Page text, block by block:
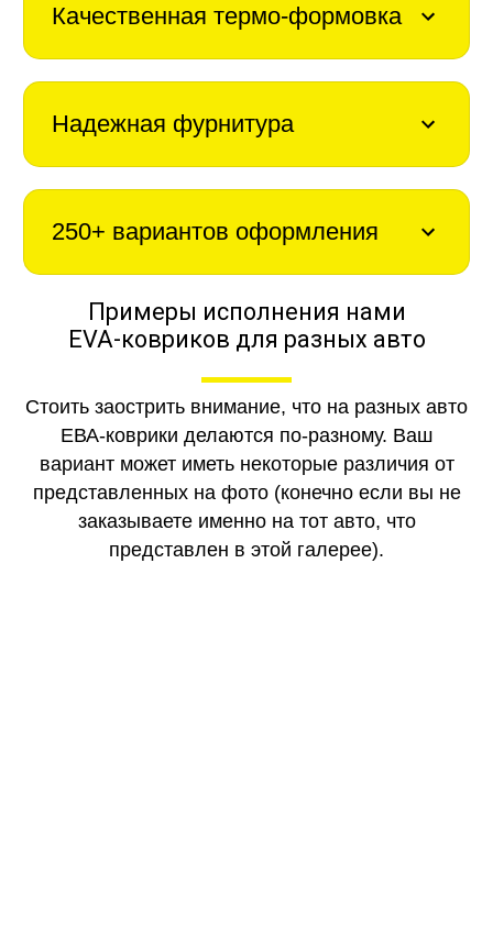
Качественная термо-формовка
Надежная фурнитура
250+ вариантов оформления
Примеры исполнения нами
EVA-ковриков для разных авто
Стоить заострить внимание, что на разных авто
ЕВА-коврики делаются по-разному. Ваш
вариант может иметь некоторые различия от
представленных на фото (конечно если вы не
заказываете именно на тот авто, что
представлен в этой галерее).